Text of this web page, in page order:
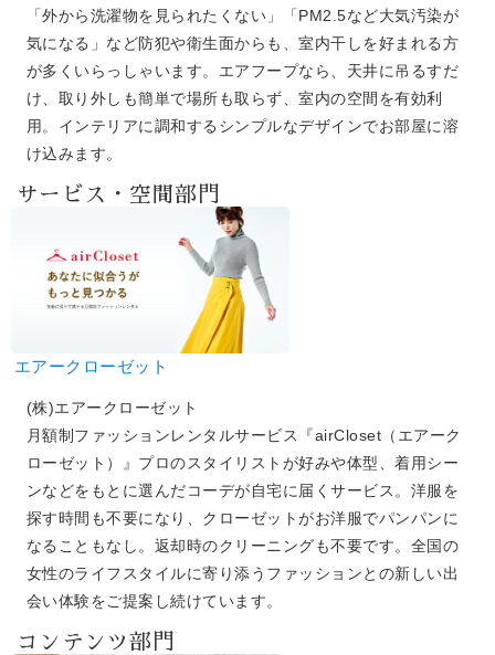
「外から洗濯物を見られたくない」「PM2.5など大気汚染が
気になる」など防犯や衛生面からも、室内干しを好まれる方
が多くいらっしゃいます。エアフープなら、天井に吊るすだ
け、取り外しも簡単で場所も取らず、室内の空間を有効利
用。インテリアに調和するシンプルなデザインでお部屋に溶
け込みます。
サービス・空間部門
エアークローゼット
(株)エアークローゼット
月額制ファッションレンタルサービス『airCloset（エアーク
ローゼット）』プロのスタイリストが好みや体型、着用シー
ンなどをもとに選んだコーデが自宅に届くサービス。洋服を
探す時間も不要になり、クローゼットがお洋服でパンパンに
なることもなし。返却時のクリーニングも不要です。全国の
女性のライフスタイルに寄り添うファッションとの新しい出
会い体験をご提案し続けています。
コンテンツ部門